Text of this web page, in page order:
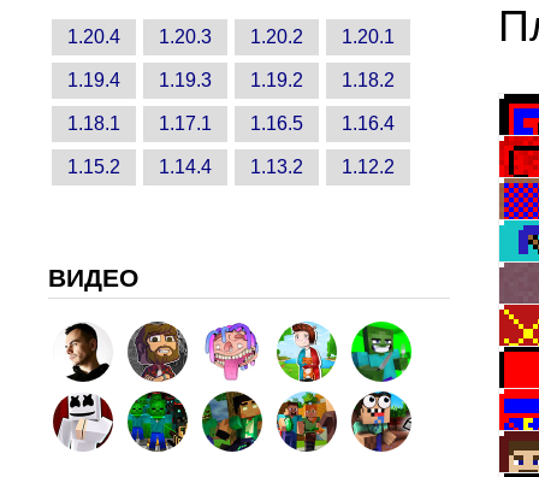
1.20.4 1.20.3 1.20.2 1.20.1
1.19.4 1.19.3 1.19.2 1.18.2
1.18.1 1.17.1 1.16.5 1.16.4
1.15.2 1.14.4 1.13.2 1.12.2
ВИДЕО